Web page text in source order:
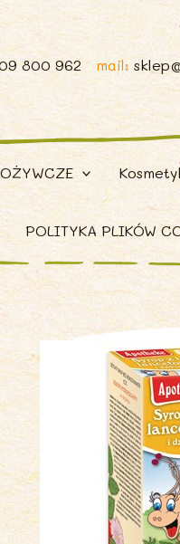
800 962 mail:
POLITYKA PLIKÓW